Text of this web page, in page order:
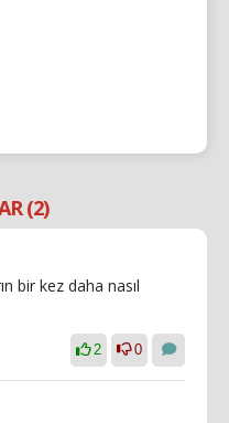
(2)
bir kez daha nasıl
2 0